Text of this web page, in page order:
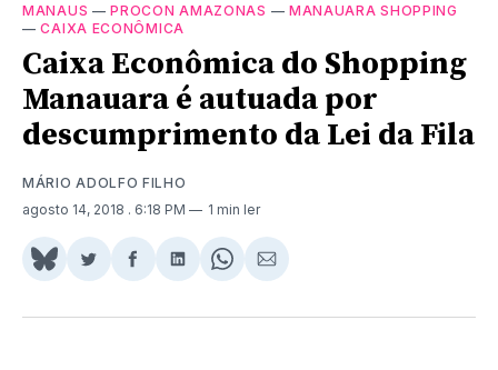
MANAUS —PROCON AMAZONAS — MANAUARA SHOPPING
—CAIXA ECONÔMICA
Caixa Econômica do Shopping
Manauara é autuada por
descumprimento da Lei da Fila
MÁRIO ADOLFO FILHO
agosto 14, 2018 . 6:18 PM 1 min ler
Share
BlueSky
Compartilhar
Twitter
Compartilhar
Facebook
Compartilhar
LinkedIn
Share
WhatsApp
Compartilhar
Email